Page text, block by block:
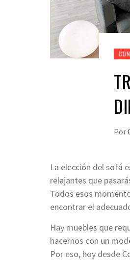
Por
La elección del sofá
relajantes que
Todos esos
encontrar el
Hay muebles que
hacernos con un
Por eso, hoy desde